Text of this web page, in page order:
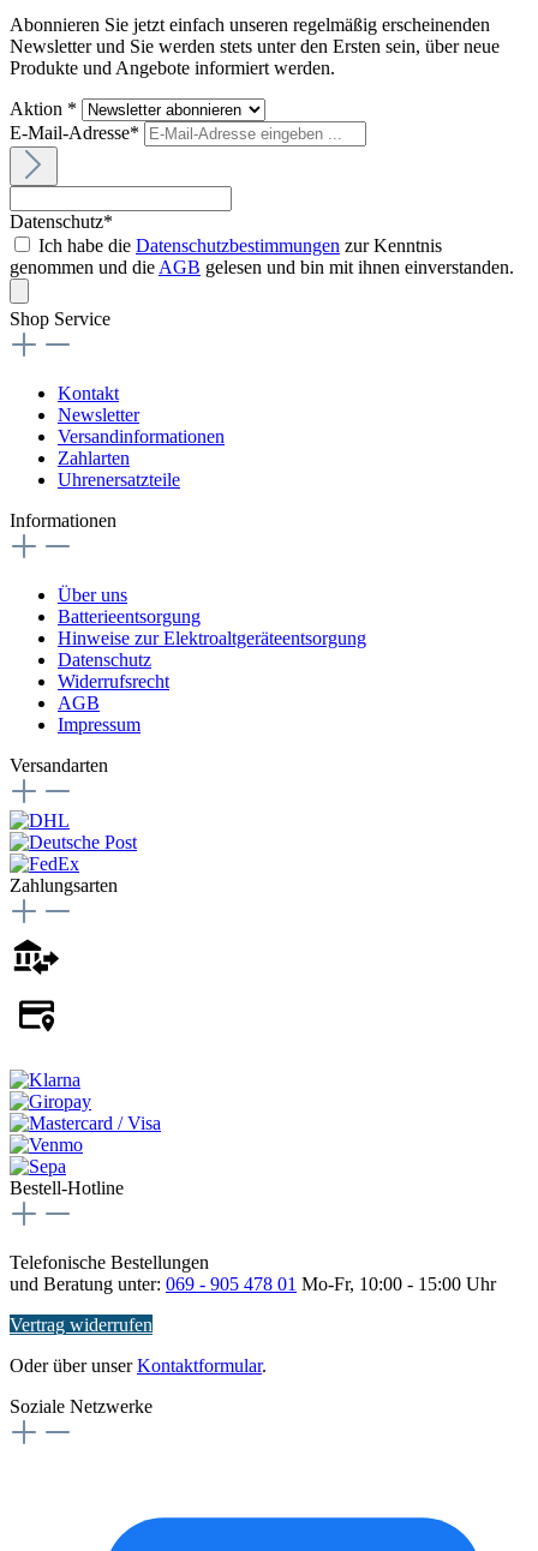
Abonnieren Sie jetzt einfach unseren regelmäßig erscheinenden
Newsletter und Sie werden stets unter den Ersten sein, über neue
Produkte und Angebote informiert werden.
Aktion *
E-Mail-Adresse*
Datenschutz*
Ich habe die Datenschutzbestimmungen zur Kenntnis
genommen und die AGB gelesen und bin mit ihnen einverstanden.
Shop Service
Kontakt
Newsletter
Versandinformationen
Zahlarten
Uhrenersatzteile
Informationen
Über uns
Batterieentsorgung
Hinweise zur Elektroaltgeräteentsorgung
Datenschutz
Widerrufsrecht
AGB
Impressum
Versandarten
Zahlungsarten
Bestell-Hotline
Telefonische Bestellungen
und Beratung unter: 069 - 905 478 01 Mo-Fr, 10:00 - 15:00 Uhr
Vertrag widerrufen
Oder über unserKontaktformular.
Soziale Netzwerke